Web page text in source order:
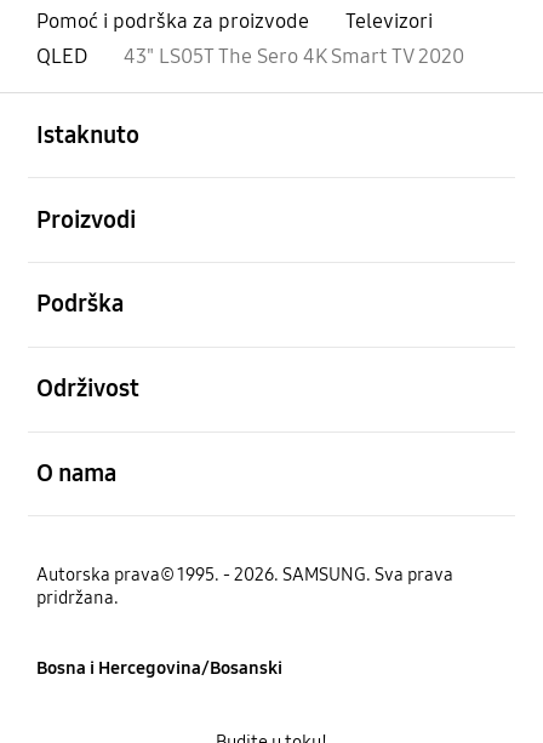
Pomoć i podrška za proizvode
Televizori
QLED
43" LS05T The Sero 4K Smart TV 2020
Istaknuto
Proizvodi
Podrška
Održivost
O nama
Autorska prava© 1995. - 2026. SAMSUNG. Sva prava
pridržana.
Bosna i Hercegovina/Bosanski